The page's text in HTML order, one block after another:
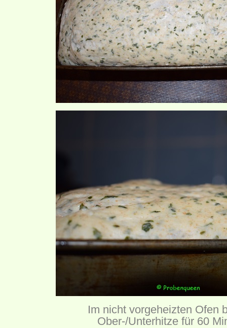
Im nicht vorgeheizten Ofen
Ober-/Unterhitze für 60